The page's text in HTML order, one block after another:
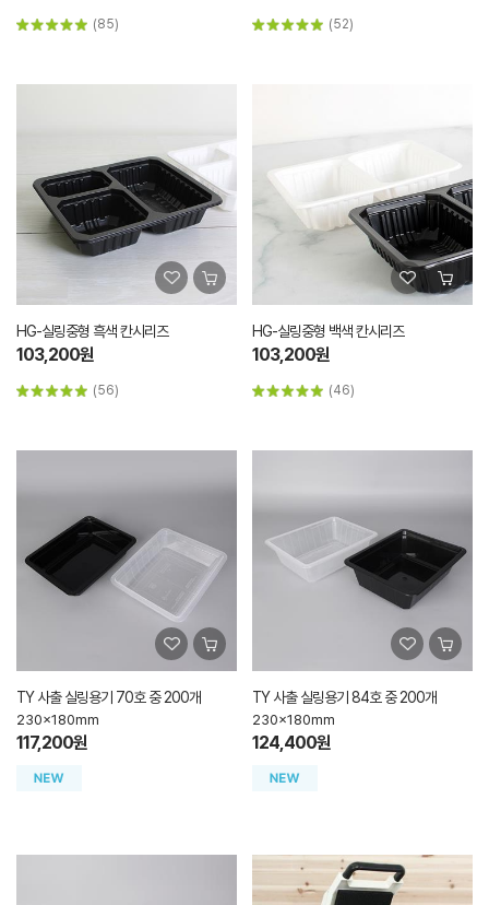
(85) (52)
HG-실링중형 흑색 칸시리즈
103,200원
(56)
HG-실링중형 백색 칸시리즈
103,200원
(46)
TY 사출 실링용기 70호 중 200개
230x180mm
117,200원
TY 사출 실링용기 84호 중 200개
230x180mm
124,400원